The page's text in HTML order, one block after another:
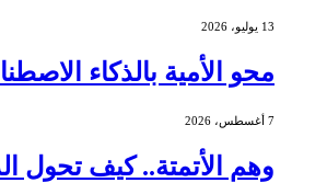
13 يوليو، 2026
محو الأمية بالذكاء
7 أغسطس، 2026
وهم الأتمتة.. كيف تحول